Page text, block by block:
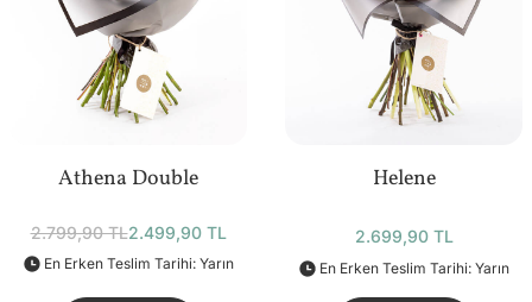
Athena Double
2.799,90 TL2.499,90 TL
En Erken Teslim Tarihi: Yarın
Helene
2.699,90 TL
En Erken Teslim Tarihi: Yarın